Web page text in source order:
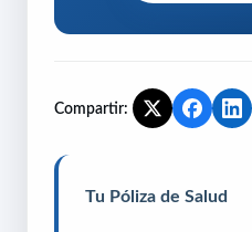
Compartir:
Tu Póliza de Salud